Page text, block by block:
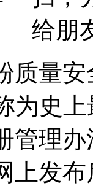
量安
为史
管理
上发